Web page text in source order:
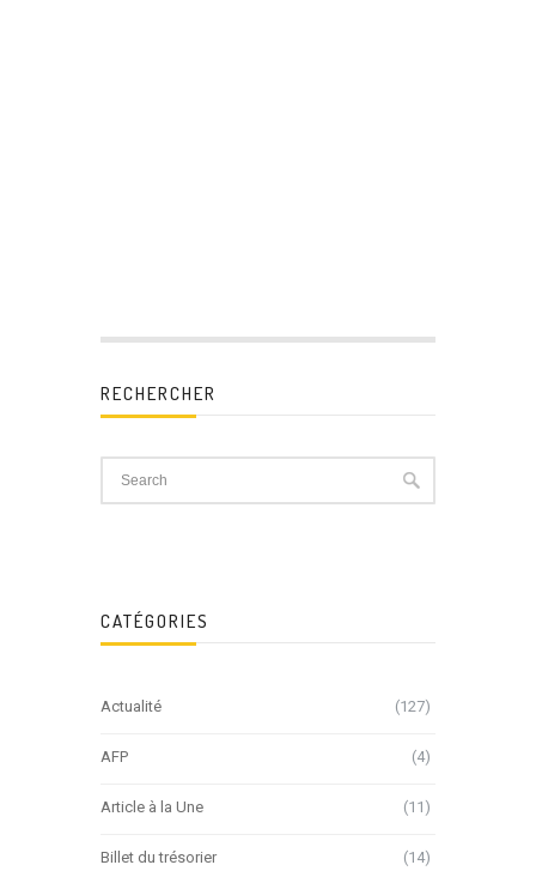
RECHERCHER
CATÉGORIES
Actualité (127)
AFP (4)
Article à la Une (11)
Billet du trésorier (14)